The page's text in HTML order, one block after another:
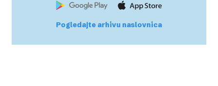
Pogledajte arhivu naslovnica